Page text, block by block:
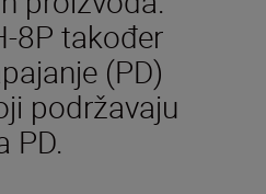
8P također
(PD)
podržavaju
PD.